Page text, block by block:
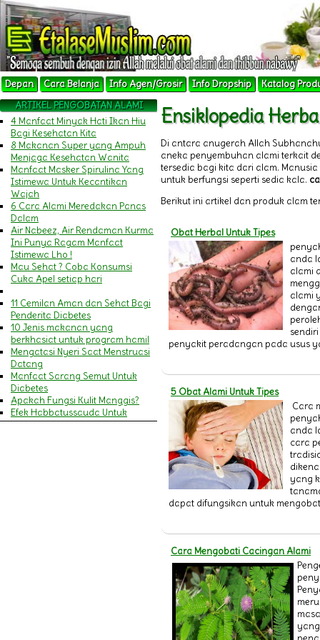
Depan Cara Belanja Info Agen/Grosir Info Dropship
Katalog
ARTIKEL PENGOBATAN ALAMI
4 Manfaat Minyak Hati Ikan Hiu
Bagi Kesehatan Kita
8 Makanan Super yang Ampuh
Menjaga Kesehatan Wanita
Manfaat Masker Spirulina Yang
Istimewa Untuk Kecantikan
Wajah
6 Cara Alami Meredakan Panas
Dalam
Air Nabeez, Air Rendaman Kurma
Ini Punya Ragam Manfaat
Istimewa Lho !
Mau Sehat ? Coba Konsumsi
Cuka Apel setiap hari
11 Cemilan Aman dan Sehat Bagi
Penderita Diabetes
10 Jenis makanan yang
berkhasiat untuk program hamil
Mengatasi Nyeri Saat Menstruasi
Datang
Manfaat Sarang Semut Untuk
Diabetes
Apakah Fungsi Kulit Manggis?
Efek Habbatussauda Untuk
Amandel
Ensiklopedia
Di antara anugerah Allah
aneka penyembuhan alami terkait
tersedia bagi kita dari alam.
untuk berfungsi seperti sedia kala.
Berikut ini artikel dan produk alam
Obat Herbal Untuk Tipes
anda
alami
alami
penyakit peradangan pada usus
5 Obat Alami Untuk Tipes
Cara
anda
cara
yang
dapat difungsikan untuk
Cara Mengobati Cacingan Alami